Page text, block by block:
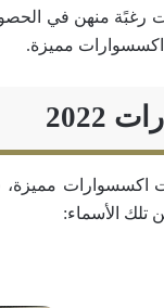
رغبًة منهن في
مميزة.
اكسسوارات
تلك الأسماء: